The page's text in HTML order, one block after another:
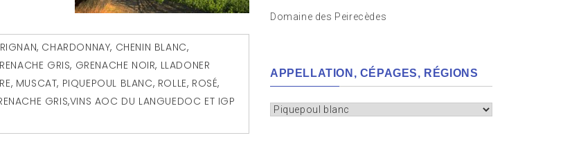
, CHARDONNAY, CHENIN BLANC,
GRIS, GRENACHE NOIR, LLADONER
, MUSCAT, PIQUEPOUL BLANC, ROLLE, ROSÉ,
GRIS,VINS AOC DU LANGUEDOC ET IGP
Domaine des Peirecèdes
APPELLATION, CÉPAGES, RÉGIONS
Appellation,